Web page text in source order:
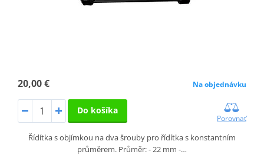
20,00 € Na objednávku
Do košíka
Porovnať
Řídítka s objímkou na dva šrouby pro řídítka s konstantním
průměrem. Průměr: - 22 mm -…